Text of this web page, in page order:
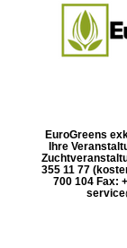
EuroGreens
Ihre
355 11 77
700 104 Fax: